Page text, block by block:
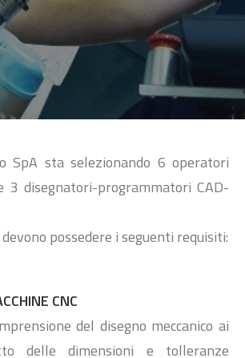
SpA sta selezionando 6 operatori
3 disegnatori-programmatori CAD-
possedere i seguenti requisiti:
CNC
del disegno meccanico ai
delle dimensioni e tolleranze